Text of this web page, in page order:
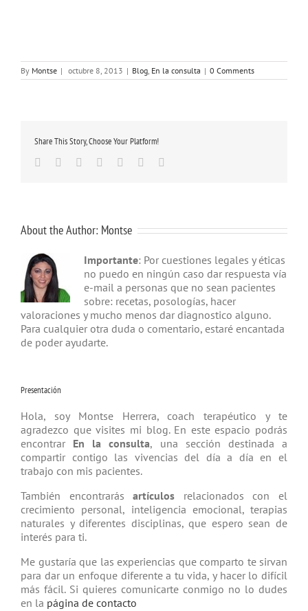
By Montse | octubre 8, 2013 | Blog, En la consulta | 0 Comments
Share This Story, Choose Your Platform!
Facebook
TwitterLinkedinGoogle+
TumblrPinterest
About the Author: Montse
Importante: Por cuestiones legales y éticas
no puedo en ningún caso dar respuesta vía
e-mail a personas que no sean pacientes
sobre: recetas, posologías, hacer
valoraciones y mucho menos dar diagnostico alguno.
Para cualquier otra duda o comentario, estaré encantada
de poder ayudarte.
Presentación
Hola, soy Montse Herrera, coach tera­péutico y te
agradezco que visites mi blog. En este espacio podrás
encontrar En la consulta, una sección destinada a
compartir contigo las vivencias del día a día en el
trabajo con mis pacientes.
También encontrarásartículos relacio­nados con el
crecimiento personal, inteligencia emocional, terapias
natu­rales y diferentes disciplinas, que espero sean de
interés para ti.
Me gustaría que las experiencias que comparto te sirvan
para dar un enfoque diferente a tu vida, y hacer lo difícil
más fácil. Si quieres comunicarte conmigo no lo dudes
en la página de contacto